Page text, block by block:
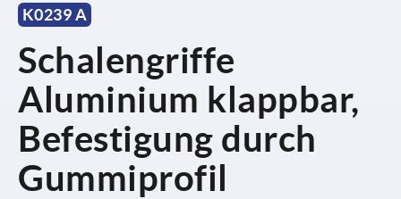
K0239 A
Schalengriffe
Aluminium klappbar,
Befestigung durch
Gummiprofil